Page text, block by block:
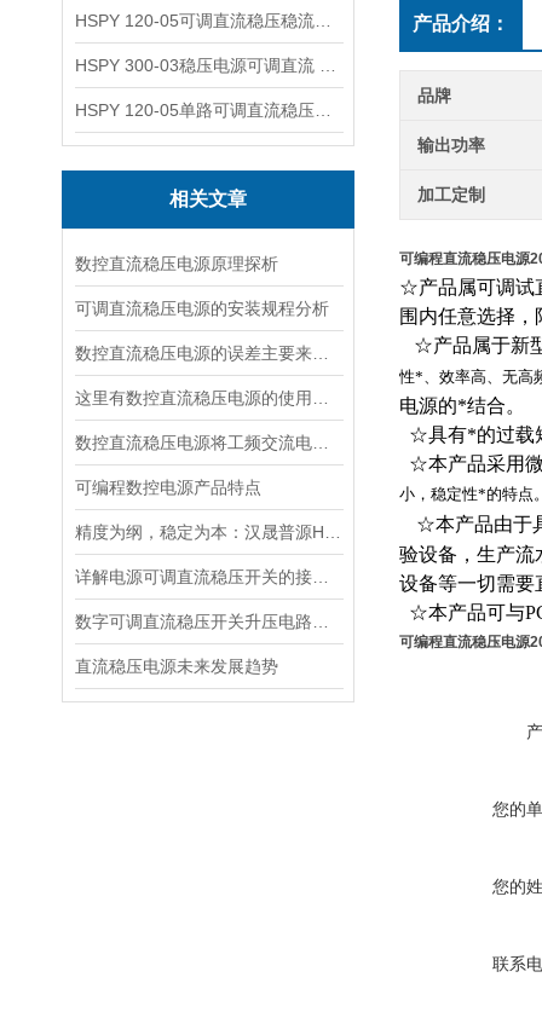
相关文章
数控直流稳压电源原理探析
可调直流稳压电源的安装规程分析
可编程数控电源产品特点
直流稳压电源未来发展趋势
产品介绍：
品牌
输出功率
加工定制
可编程直流稳压电源
☆产品属可调试
围内任意选择
☆产品属于新
性*、效率高、无高
电源的*结合。
☆具有*的过载
☆本产品采用
小，稳定性*的特点
☆本产品由于
验设备，生产流
设备等一切需要
☆本产品可与
可编程直流稳压电源
您的
您的
联系